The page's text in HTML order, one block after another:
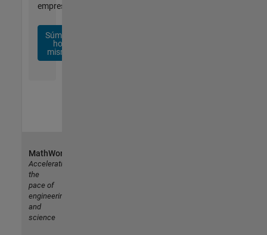
empresa.
Súmese
hoy
mismo
MathWorks
Accelerating
the
pace of
engineering
and
science